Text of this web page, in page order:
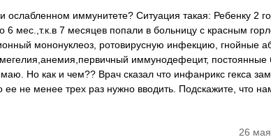
иммунитете? Ситуация такая: Ребенку 2
мес.,т.к.в 7 месяцев попали в больницу с красным
мононуклеоз, ротовирусную инфекцию, гнойные
иммунодефецит, постоянные
Но как и чем?? Врач сказал что инфанрикс гекса
не менее трех раз нужно вводить. Подскажите, что
26